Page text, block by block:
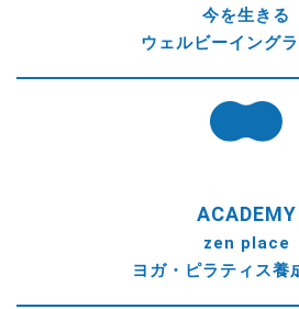
今を生きる
ウェルビーイング
ACADEMY
zen place
ヨガ・ピラティス養